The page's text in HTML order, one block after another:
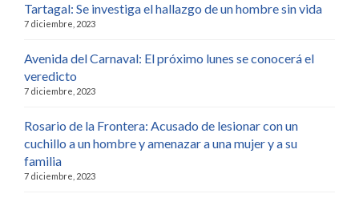
Tartagal: Se investiga el hallazgo de un hombre sin vida
7 diciembre, 2023
Avenida del Carnaval: El próximo lunes se conocerá el
veredicto
7 diciembre, 2023
Rosario de la Frontera: Acusado de lesionar con un
cuchillo a un hombre y amenazar a una mujer y a su
familia
7 diciembre, 2023